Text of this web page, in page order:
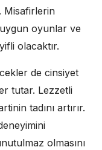
Misafirlerin
oyunlar ve
olacaktır.
de cinsiyet
tutar. Lezzetli
tadını artırır.
olmasını